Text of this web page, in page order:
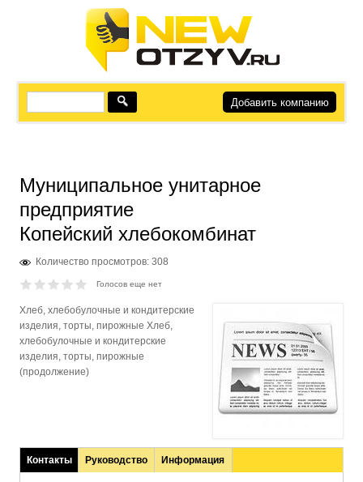
Добавить компанию
Муниципальное унитарное
предприятие
Копейский хлебокомбинат
Количество просмотров: 308
Голосов еще нет
Хлеб, хлебобулочные и кондитерские
изделия, торты, пирожные Хлеб,
хлебобулочные и кондитерские
изделия, торты, пирожные
(продолжение)
Контакты
(активная
Руководство Информация